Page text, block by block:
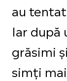
au
Iar după
grăsimi
simți